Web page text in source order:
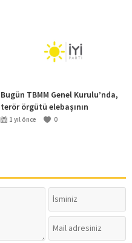
Bugün TBMM Genel Kurulu’nda,
terör örgütü elebaşının
bildirisini partimiz adına
1 yıl önce 0